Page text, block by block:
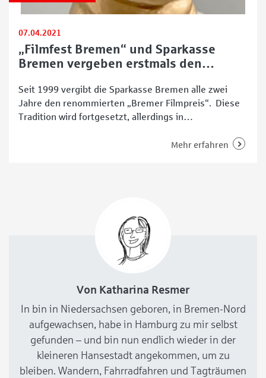
07.04.2021
„Filmfest Bremen“ und Sparkasse
Bremen vergeben erstmals den
Seit 1999 vergibt die Sparkasse Bremen alle zwei
Jahre den renommierten „Bremer Filmpreis“. Diese
Tradition wird fortgesetzt, allerdings in
neuem Kooperationspartner – und mit einem
Mehr erfahren
Von Katharina Resmer
In bin in Niedersachsen geboren, in Bremen-Nord
aufgewachsen, habe in Hamburg zu mir selbst
gefunden – und bin nun endlich wieder in der
kleineren Hansestadt angekommen, um zu
bleiben. Wandern, Fahrradfahren und Tagträumen